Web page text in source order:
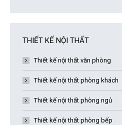
THIẾT KẾ NỘI THẤT
Thiết kế nội thất văn phòng
Thiết kế nội thất phòng khách
Thiết kế nội thất phòng ngủ
Thiết kế nội thất phòng bếp